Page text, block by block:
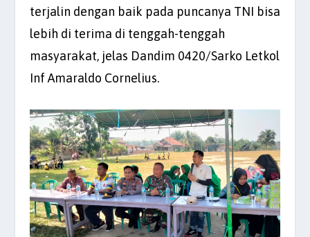
terjalin dengan baik pada puncanya TNI bisa
lebih di terima di tenggah-tenggah
masyarakat, jelas Dandim 0420/Sarko Letkol
Inf Amaraldo Cornelius.